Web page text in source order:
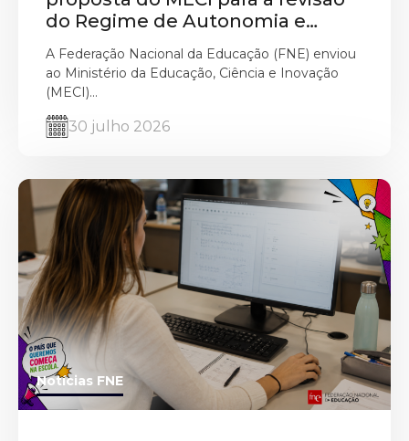
do Regime de Autonomia e
A Federação Nacional da Educação (FNE) enviou
ao Ministério da Educação, Ciência e Inovação
(MECI)...
30 julho 2026
Notícias FNE